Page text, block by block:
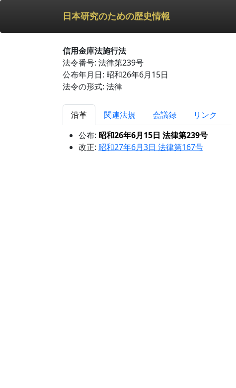
日本研究のための歴史情報
信用金庫法施行法
法令番号: 法律第239号
公布年月日: 昭和26年6月15日
法令の形式: 法律
沿革 関連法規 会議録
リンク
公布: 昭和26年6月15日 法律第239号
改正: 昭和27年6月3日 法律第167号